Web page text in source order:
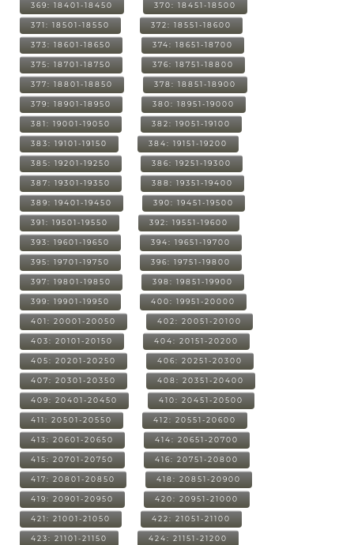
369: 18401-18450 370: 18451-18500
371: 18501-18550 372: 18551-18600
373: 18601-18650 374: 18651-18700
375: 18701-18750 376: 18751-18800
377: 18801-18850 378: 18851-18900
379: 18901-18950 380: 18951-19000
381: 19001-19050 382: 19051-19100
383: 19101-19150 384: 19151-19200
385: 19201-19250 386: 19251-19300
387: 19301-19350 388: 19351-19400
389: 19401-19450 390: 19451-19500
391: 19501-19550 392: 19551-19600
393: 19601-19650 394: 19651-19700
395: 19701-19750 396: 19751-19800
397: 19801-19850 398: 19851-19900
399: 19901-19950 400: 19951-20000
401: 20001-20050 402: 20051-20100
403: 20101-20150 404: 20151-20200
405: 20201-20250 406: 20251-20300
407: 20301-20350 408: 20351-20400
409: 20401-20450 410: 20451-20500
411: 20501-20550 412: 20551-20600
413: 20601-20650 414: 20651-20700
415: 20701-20750 416: 20751-20800
417: 20801-20850 418: 20851-20900
419: 20901-20950 420: 20951-21000
421: 21001-21050 422: 21051-21100
423: 21101-21150 424: 21151-21200